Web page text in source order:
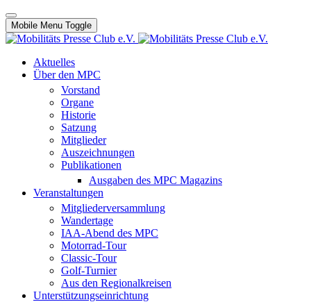
Mobile Menu Toggle
Aktuelles
Über den MPC
Vorstand
Organe
Historie
Satzung
Mitglieder
Auszeichnungen
Publikationen
Ausgaben des MPC Magazins
Veranstaltungen
Mitgliederversammlung
Wandertage
IAA-Abend des MPC
Motorrad-Tour
Classic-Tour
Golf-Turnier
Aus den Regionalkreisen
Unterstützungseinrichtung